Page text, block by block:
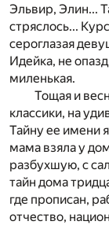
Эльвир, Элин...
стряслось...
сероглазая
Идейка, не
миленькая.
Тощая и
классики, на
Тайну ее имени
мама взяла у
разбухшую, с
тайн дома
где прописан,
отчество,